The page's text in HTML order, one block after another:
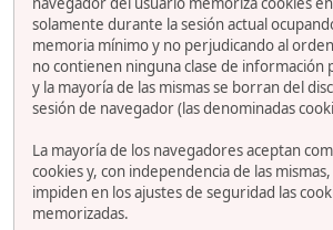
solamente durante la sesión actual
memoria mínimo y no perjudicando al
no contienen ninguna clase de información
y la mayoría de las mismas se borran del
sesión de navegador (las denominadas
La mayoría de los navegadores aceptan
cookies y, con independencia de las
impiden en los ajustes de seguridad las
memorizadas.